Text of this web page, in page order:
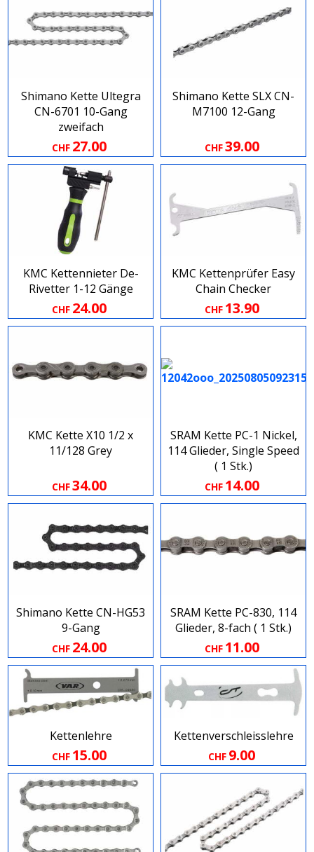
Shimano Kette Ultegra
CN-6701 10-Gang
zweifach
CHF 27.00
Shimano Kette SLX CN-
M7100 12-Gang
CHF39.00
KMC Kettennieter De​-​
Rivetter 1​-​12 Gänge
CHF 24.00
KMC Kettenprüfer Easy
Chain Checker
CHF 13.90
KMC Kette X10 1/2 x
11/128 Grey
CHF34.00
SRAM Kette PC-1 Nickel,
114 Glieder, Single Speed
( 1 Stk.)
CHF 14.00
Shimano Kette CN-HG53
9-Gang
CHF 24.00
SRAM Kette PC-830, 114
Glieder, 8-fach ( 1 Stk.)
CHF 11.00
Kettenlehre
CHF 15.00
Kettenverschleisslehre
CHF 9.00